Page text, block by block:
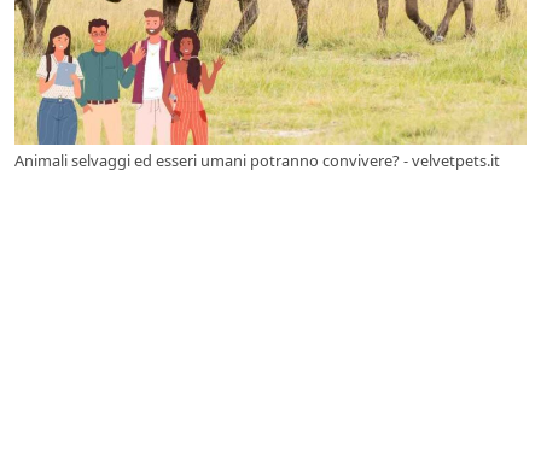
Animali selvaggi ed esseri umani potranno convivere? - velvetpets.it